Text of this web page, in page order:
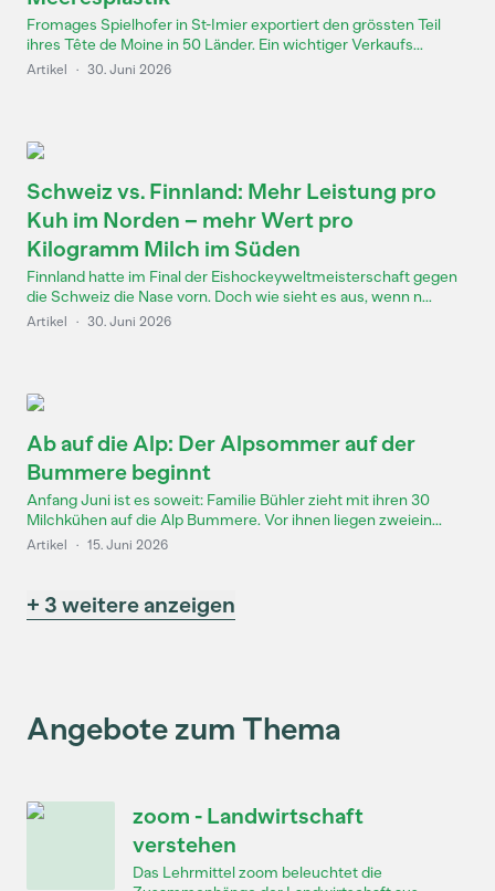
Fromages Spielhofer in St-Imier exportiert den grössten Teil
ihres Tête de Moine in 50 Länder. Ein wichtiger Verkaufs...
Artikel · 30. Juni 2026
Schweiz vs. Finnland: Mehr Leistung pro
Kuh im Norden – mehr Wert pro
Kilogramm Milch im Süden
Finnland hatte im Final der Eishockeyweltmeisterschaft gegen
die Schweiz die Nase vorn. Doch wie sieht es aus, wenn n...
Artikel · 30. Juni 2026
Ab auf die Alp: Der Alpsommer auf der
Bummere beginnt
Anfang Juni ist es soweit: Familie Bühler zieht mit ihren 30
Milchkühen auf die Alp Bummere. Vor ihnen liegen zweiein...
Artikel · 15. Juni 2026
+ 3 weitere anzeigen
Angebote zum Thema
zoom - Landwirtschaft
verstehen
Das Lehrmittel zoom beleuchtet die